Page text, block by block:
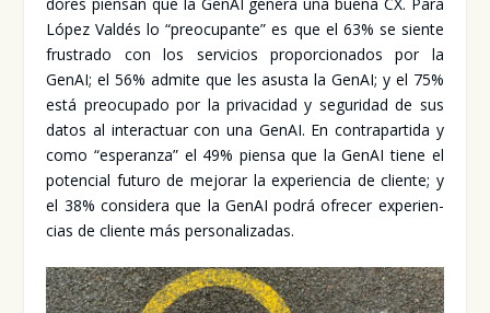
López Val­dés lo “preo­cu­pan­te” es que el 63% se sien­te
frus­tra­do con los ser­vi­cios pro­por­cio­na­dos por la
GenAI; el 56% admi­te que les asus­ta la GenAI; y el 75%
está preo­cu­pa­do por la pri­va­ci­dad y segu­ri­dad de sus
datos al inter­ac­tuar con una GenAI. En con­tra­par­ti­da y
como “espe­ran­za” el 49% pien­sa que la GenAI tie­ne el
poten­cial futu­ro de mejo­rar la expe­rien­cia de clien­te; y
el 38% con­si­de­ra que la GenAI podrá ofre­cer expe­rien­
cias de clien­te más per­so­na­li­za­das.